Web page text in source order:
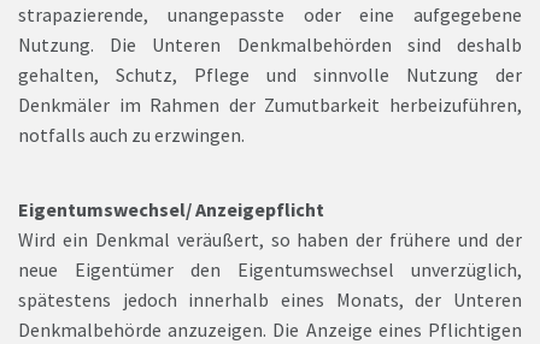
strapazierende, unangepasste oder eine aufgegebene
Nutzung. Die Unteren Denkmalbehörden sind deshalb
gehalten, Schutz, Pflege und sinnvolle Nutzung der
Denkmäler im Rahmen der Zumutbarkeit herbeizuführen,
notfalls auch zu erzwingen.
Eigentumswechsel/ Anzeigepflicht
Wird ein Denkmal veräußert, so haben der frühere und der
neue Eigentümer den Eigentumswechsel unverzüglich,
spätestens jedoch innerhalb eines Monats, der Unteren
Denkmalbehörde anzuzeigen. Die Anzeige eines Pflichtigen